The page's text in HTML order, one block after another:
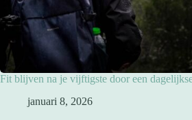
Fit blijven na je vijftigste door een
januari 8, 2026